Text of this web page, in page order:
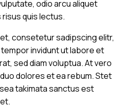
odio arcu aliquet
quis lectus.
consetetur sadipscing elitr,
invidunt ut labore et
sed diam voluptua. At vero
dolores et ea rebum. Stet
takimata sanctus est